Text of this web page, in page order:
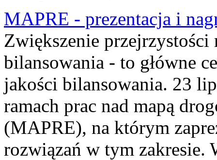
MAPRE - prezentacja i
Zwiększenie
bilansowania - to główne
jakości bilansowania. 23
ramach prac nad mapą
(MAPRE), na którym
rozwiązań w tym zakresie.